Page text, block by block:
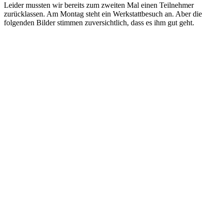
Leider mussten wir bereits zum zweiten Mal einen Teilnehmer
zurücklassen. Am Montag steht ein Werkstattbesuch an. Aber die
folgenden Bilder stimmen zuversichtlich, dass es ihm gut geht.